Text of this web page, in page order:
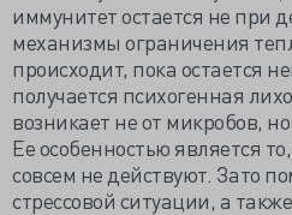
иммунитет остается не при
механизмы ограничения
происходит, пока остается
получается психогенная
возникает не от микробов,
Ее особенностью является
совсем не действуют. Зато
стрессовой ситуации, а